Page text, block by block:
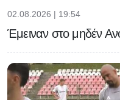
02.08.2026 | 19:54
Έμειναν στο μηδέν